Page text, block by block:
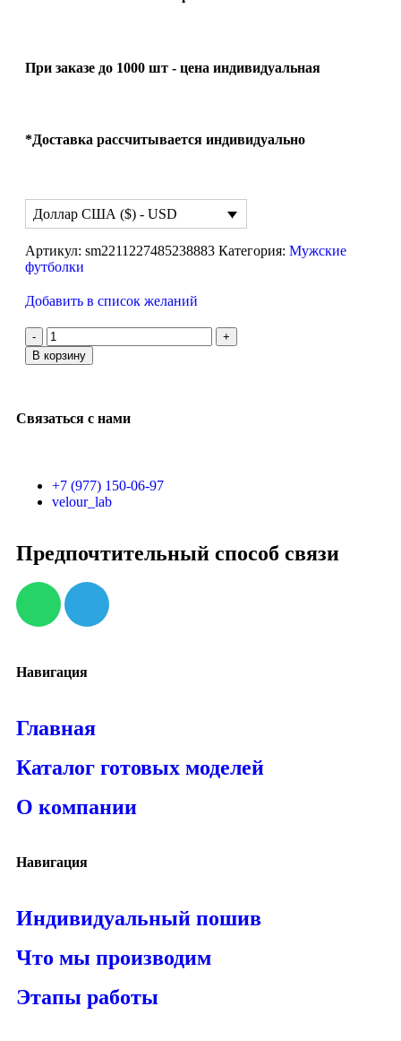
При заказе до 1000 шт - цена индивидуальная
*Доставка рассчитывается индивидуально
Доллар США ($) - USD
Артикул: sm2211227485238883 Категория: Мужские
футболки
Добавить в список желаний
В корзину
Связаться с нами
+7 (977) 150-06-97
velour_lab
Предпочтительный способ связи
Навигация
Главная
Каталог готовых моделей
О компании
Навигация
Индивидуальный пошив
Что мы производим
Этапы работы